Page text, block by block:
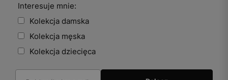
Interesuje mnie:
Kolekcja damska
Kolekcja męska
Kolekcja dziecięca